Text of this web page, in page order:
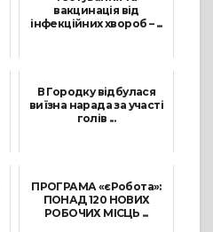
вакцинація від
інфекційних хвороб – ...
В Городку відбулася
виїзна нарада за участі
голів ...
ПРОГРАМА «єРобота»:
ПОНАД 120 НОВИХ
РОБОЧИХ МІСЦЬ ...